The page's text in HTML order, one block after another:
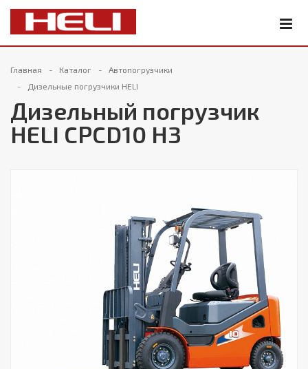
Главная Каталог
Автопогрузчики
Дизельные погрузчики HELI
Дизельный погрузчик
HELI CPCD10 H3